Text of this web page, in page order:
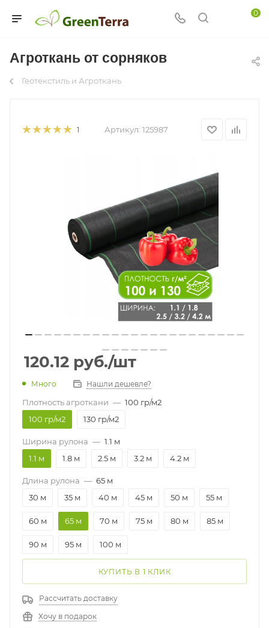
0
Агроткань от сорняков
Геотекстиль и Агроткань
1 Артикул: 125987
120.12 руб./шт
Много Нашли дешевле?
Плотность агроткани — 100 гр/м2
100 гр/м2
130 гр/м2
Ширина рулона — 1.1 м
1.1 м
1.8 м 2.5 м 3.2 м 4.2 м
Длина рулона — 65 м
30 м
35 м 40 м 45 м 50 м 55 м
60 м 65 м 70 м 75 м 80 м 85 м
90 м 95 м 100 м
КУПИТЬ В 1 КЛИК
Рассчитать доставку
Хочу в подарок